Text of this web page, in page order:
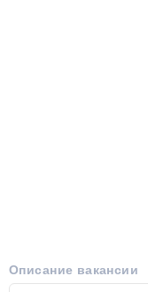
Описание вакансии